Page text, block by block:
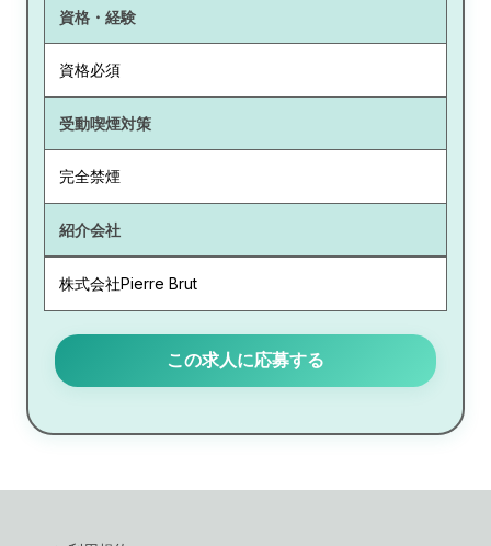
資格・経験
資格必須
受動喫煙対策
完全禁煙
紹介会社
株式会社Pierre Brut
この求人に応募する